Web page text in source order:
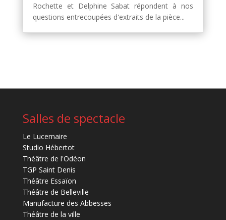
Rochette et Delphine Sabat répondent à nos
questions entrecoupées d'extraits de la pièce...
Salles de spectacle
Le Lucernaire
Studio Hébertot
Théâtre de l'Odéon
TGP Saint Denis
Théâtre Essaïon
Théâtre de Belleville
Manufacture des Abbesses
Théâtre de la ville